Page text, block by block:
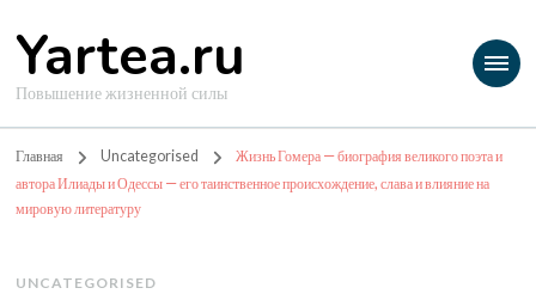
Yartea.ru
Повышение жизненной силы
Главная Uncategorised
Жизнь Гомера — биография великого поэта и
автора Илиады и Одессы — его таинственное происхождение, слава и влияние на
мировую литературу
UNCATEGORISED